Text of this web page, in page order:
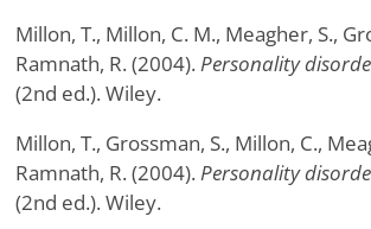
Millon, T., Millon, C. M., Meagher, S.,
Ramnath, R. (2004). Personality
(2nd ed.). Wiley.
Millon, T., Grossman, S., Millon, C.,
Ramnath, R. (2004). Personality
(2nd ed.). Wiley.